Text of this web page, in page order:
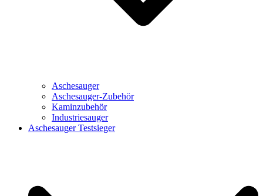
Aschesauger
Aschesauger-Zubehör
Kaminzubehör
Industriesauger
Aschesauger Testsieger